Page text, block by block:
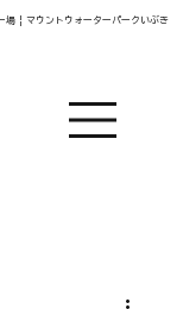
| マウントウォーターパークいぶき